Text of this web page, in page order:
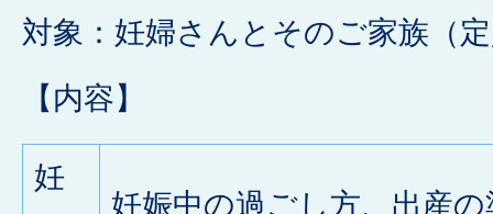
対象：妊婦さんとそのご家族（
【内容】
妊
妊娠中の過ごし方、出産